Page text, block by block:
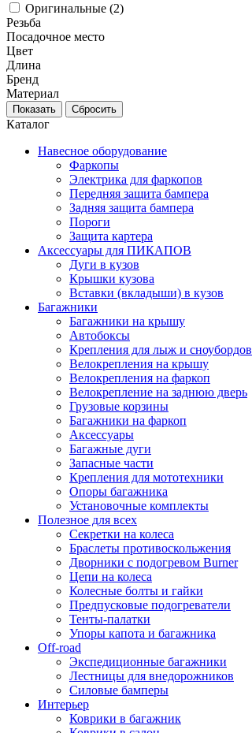
Оригинальные (2)
Резьба
Посадочное место
Цвет
Длина
Бренд
Материал
Каталог
Навесное оборудование
Фаркопы
Электрика для фаркопов
Передняя защита бампера
Задняя защита бампера
Пороги
Защита картера
Аксессуары для ПИКАПОВ
Дуги в кузов
Крышки кузова
Вставки (вкладыши) в кузов
Багажники
Багажники на крышу
Автобоксы
Крепления для лыж и сноубордов
Велокрепления на крышу
Велокрепления на фаркоп
Велокрепление на заднюю дверь
Грузовые корзины
Багажники на фаркоп
Аксессуары
Багажные дуги
Запасные части
Крепления для мототехники
Опоры багажника
Установочные комплекты
Полезное для всех
Секретки на колеса
Браслеты противоскольжения
Дворники с подогревом Burner
Цепи на колеса
Колесные болты и гайки
Предпусковые подогреватели
Тенты-палатки
Упоры капота и багажника
Off-road
Экспедиционные багажники
Лестницы для внедорожников
Силовые бамперы
Интерьер
Коврики в багажник